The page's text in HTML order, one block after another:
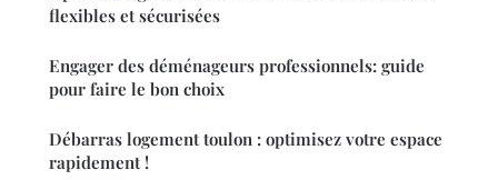
flexibles et sécurisées
Engager des déménageurs professionnels: guide
pour faire le bon choix
Débarras logement toulon : optimisez votre espace
rapidement !